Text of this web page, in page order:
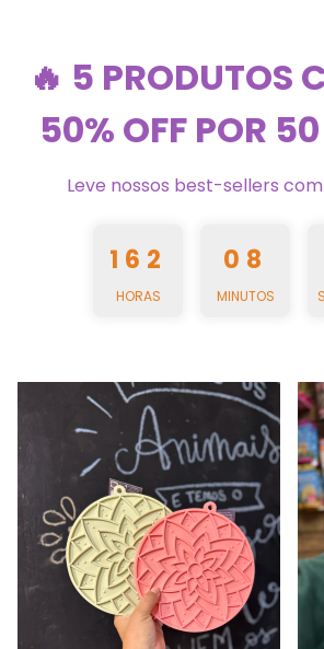
🔥 5 PRODUTOS
50% OFF POR
Leve nossos best-sellers
162
HORAS
08
MINUTOS